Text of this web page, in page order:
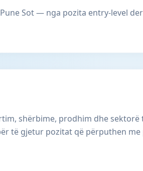
Sot — nga pozita entry-level
shërbime, prodhim dhe sektorë
të gjetur pozitat që përputhen